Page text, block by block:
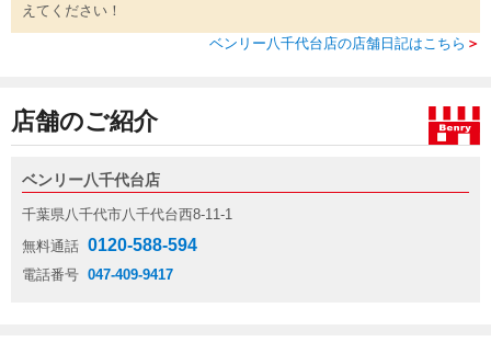
えてください！
ベンリー八千代台店の店舗日記はこちら ＞
店舗のご紹介
ベンリー八千代台店
千葉県八千代市八千代台西8-11-1
無料通話 0120-588-594
電話番号 047-409-9417